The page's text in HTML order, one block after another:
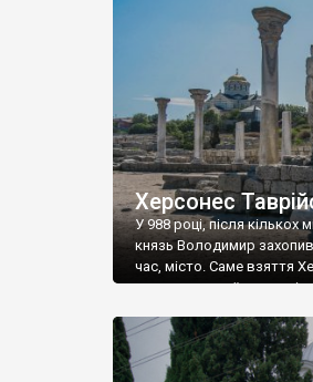
візантійської доби.
культурної спадщини
Офіційно – на виставку
влада в Україні
Херсонес
У 988 році, після кількох
князь Володимир захопив
час, місто. Саме взяття
диктувати свої умови
Херсонесі Володимир-
християнином. А потім
Херсонесу Таврійського